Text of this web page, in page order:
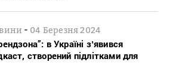
- 04 Березня 2024
в Україні зʼявився
створений підлітками для